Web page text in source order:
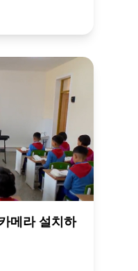
메라 설치하